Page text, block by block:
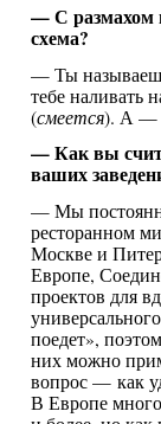
— С размахом
схема?
— Ты
тебе наливать
(смеется). А —
— Как вы
ваших
— Мы
ресторанном
Москве и
Европе,
проектов для
поедет»,
них можно
вопрос — как
В Европе